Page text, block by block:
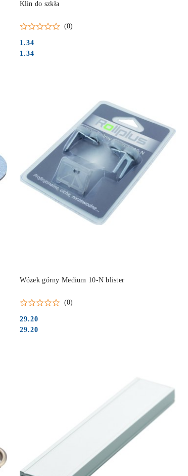
Klin do szkła
(0)
Cena:
1.34
Cena:
1.34
Wózek górny Medium 10-N blister
(0)
Cena:
29.20
Cena:
29.20
DO KOSZYKA